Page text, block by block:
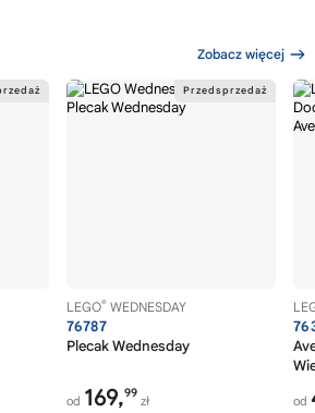
Zobacz więcej
LEGO® WEDNESDAY
76787
Plecak Wednesday
od 169,99
zł od